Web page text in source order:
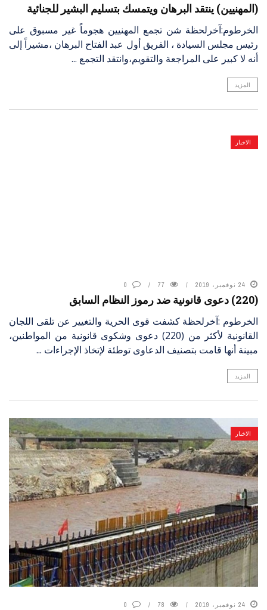
(المهنيين) ينتقد البرهان ويتمسك بتسليم البشير للجنائية
الخرطوم:آخرلحظة شن تجمع المهنيين هجوماً غير مسبوق على
رئيس مجلس السيادة ، الفريق أول عبد الفتاح البرهان ،مشيراً إلى
أنه لا كبير على المراجعة والتقويم،وانتقد التجمع ...
المزيد
الاخبار
24 نوفمبر، 2019 77
0
(220) دعوى قانونية ضد رموز النظام السابق
الخرطوم :آخرلحظة كشفت قوى الحرية والتغيير عن تلقى اللجان
القانونية لأكثر من (220) دعوى وشكوى قانونية من المواطنين،
مبينة أنها قامت بتصنيف الدعاوى توطئة لإتخاذ الإجراءات ...
المزيد
الاخبار
24 نوفمبر، 2019 78
0